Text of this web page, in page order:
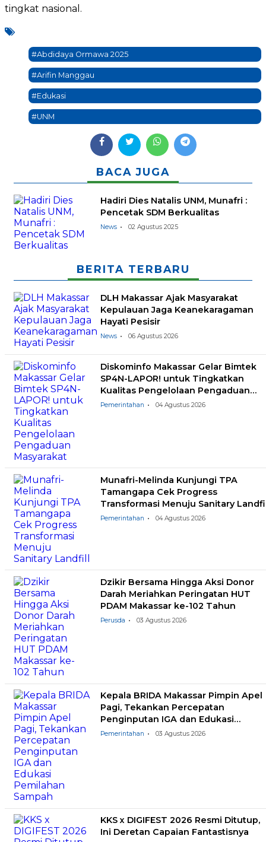
tingkat nasional.
#Abdidaya Ormawa 2025
#Arifin Manggau
#Edukasi
#UNM
BACA JUGA
Hadiri Dies Natalis UNM, Munafri :
Pencetak SDM Berkualitas
News 02 Agustus 2025
BERITA TERBARU
DLH Makassar Ajak Masyarakat
Kepulauan Jaga Keanekaragaman
Hayati Pesisir
News 06 Agustus 2026
Diskominfo Makassar Gelar Bimtek
SP4N-LAPOR! untuk Tingkatkan
Kualitas Pengelolaan Pengaduan
Masyarakat
Pemerintahan 04 Agustus 2026
Munafri-Melinda Kunjungi TPA
Tamangapa Cek Progress
Transformasi Menuju Sanitary
Pemerintahan 04 Agustus 2026
Dzikir Bersama Hingga Aksi Donor
Darah Meriahkan Peringatan HUT
PDAM Makassar ke-102 Tahun
Perusda 03 Agustus 2026
Kepala BRIDA Makassar Pimpin Apel
Pagi, Tekankan Percepatan
Penginputan IGA dan Edukasi
Pemilahan Sampah
Pemerintahan 03 Agustus 2026
KKS x DIGIFEST 2026 Resmi Ditutup,
Ini Deretan Capaian Fantastisnya